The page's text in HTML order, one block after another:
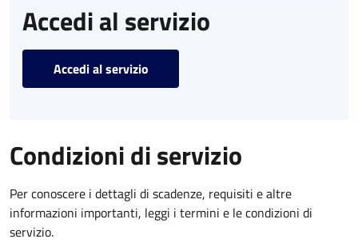
Accedi al servizio
Accedi al servizio
Condizioni di servizio
Per conoscere i dettagli di scadenze, requisiti e altre
informazioni importanti, leggi i termini e le condizioni di
servizio.